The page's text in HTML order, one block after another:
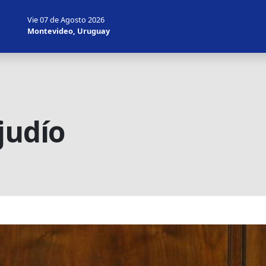
Vie 07 de Agosto 2026
Montevideo, Uruguay